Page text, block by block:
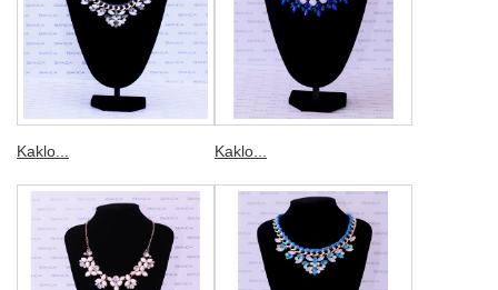
Kaklo... Kaklo...